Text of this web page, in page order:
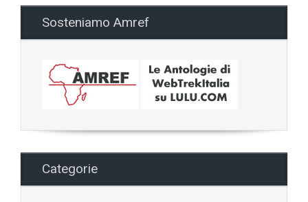
Sosteniamo Amref
Categorie